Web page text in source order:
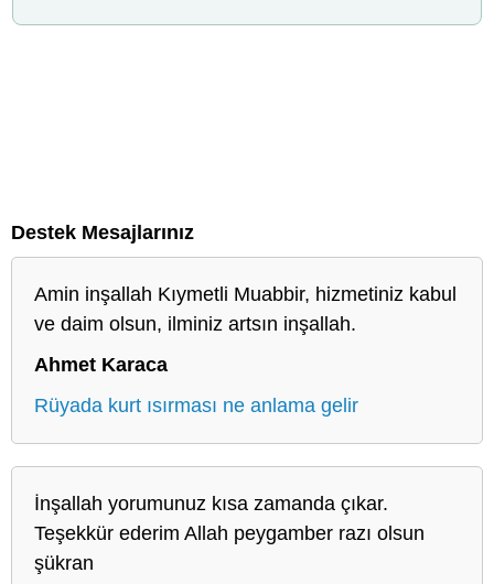
Destek Mesajlarınız
Amin inşallah Kıymetli Muabbir, hizmetiniz kabul
ve daim olsun, ilminiz artsın inşallah.
Ahmet Karaca
Rüyada kurt ısırması ne anlama gelir
İnşallah yorumunuz kısa zamanda çıkar.
Teşekkür ederim Allah peygamber razı olsun
şükran